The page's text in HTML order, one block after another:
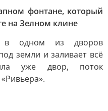
фонтане, который
на Зелном клине
в одном из дворов
земли и заливает всё
уже двор, поток